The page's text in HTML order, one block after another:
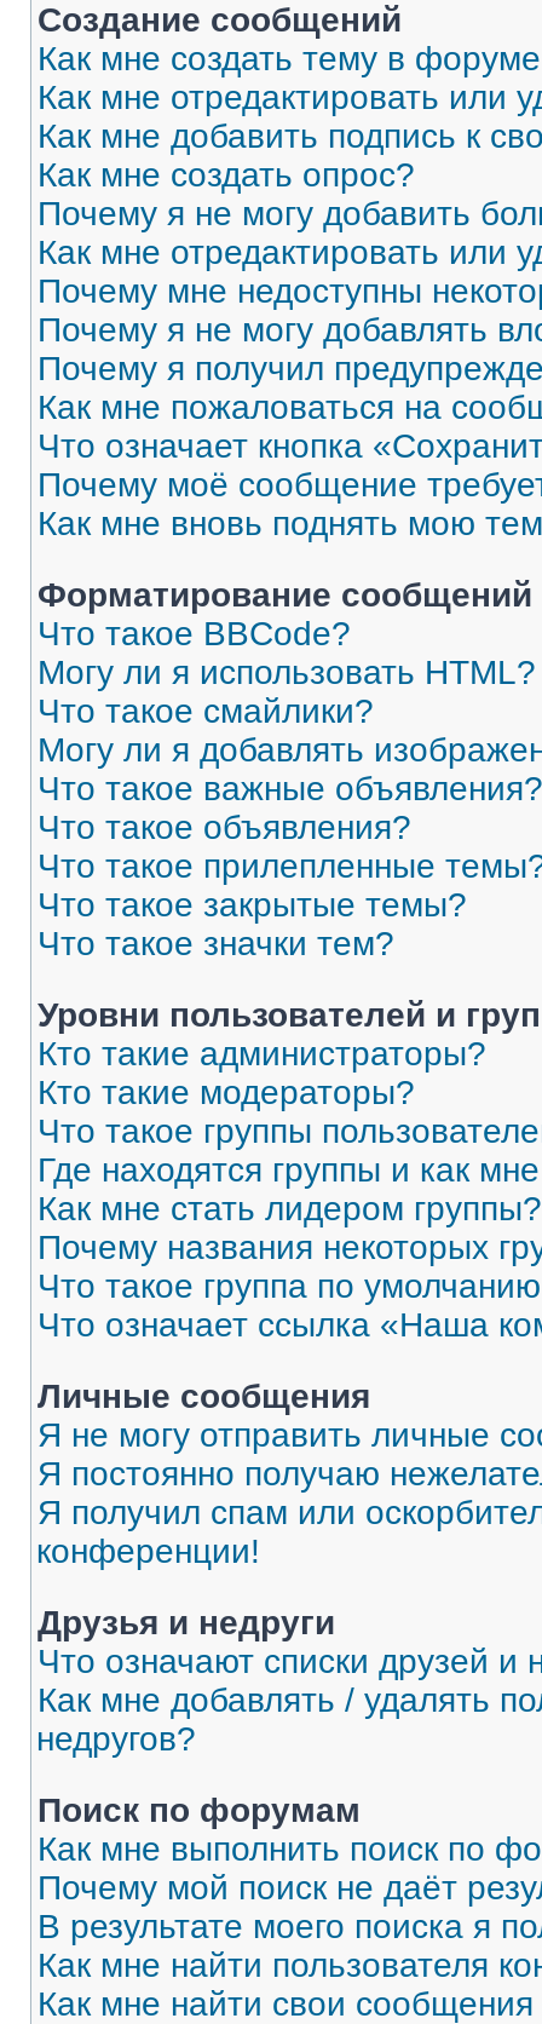
Создание сообщений
Как мне создать тему в
Как мне отредактировать или
Как мне добавить подпись к
Как мне создать опрос?
Почему я не могу добавить
Как мне отредактировать или
Почему мне недоступны
Почему я не могу добавлять
Почему я получил
Как мне пожаловаться на
Что означает кнопка
Почему моё сообщение
Как мне вновь поднять мою
Форматирование
Что такое BBCode?
Могу ли я использовать HTML?
Что такое смайлики?
Могу ли я добавлять
Что такое важные объявления?
Что такое объявления?
Что такое прилепленные
Что такое закрытые темы?
Что такое значки тем?
Уровни пользователей и
Кто такие администраторы?
Кто такие модераторы?
Что такое группы
Где находятся группы и как
Как мне стать лидером группы?
Почему названия некоторых
Что такое группа по
Что означает ссылка «Наша
Личные сообщения
Я не могу отправить личные
Я постоянно получаю
Я получил спам или
конференции!
Друзья и недруги
Что означают списки друзей и
Как мне добавлять / удалять
недругов?
Поиск по форумам
Как мне выполнить поиск по
Почему мой поиск не даёт
В результате моего поиска я
Как мне найти пользователя
Как мне найти свои